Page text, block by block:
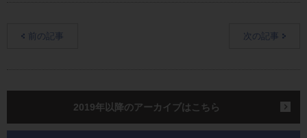
前の記事 次の記事
2019年以降のアーカイブはこちら